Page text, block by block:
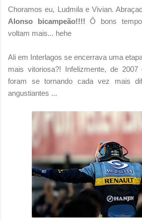
Choramos eu, Ludmila e Vivian.
Alonso bicampeão!!!! Ô bons
voltam mais... hehe
Ali em Interlagos se encerrava uma
mais vitoriosa?! Infelizmente, de
foram se tornando cada vez mais
angustiantes ...